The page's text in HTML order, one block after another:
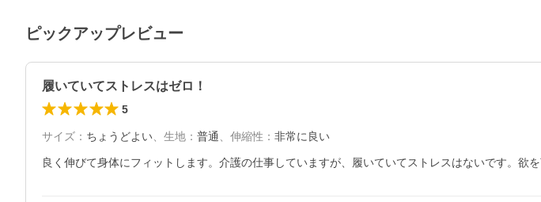
ピックアップレビュー
履いていてストレスはゼロ！
5
サイズ ： ちょうどよい 生地 ： 普通 伸縮性 ： 非常に良い
良く伸びて身体にフィットします。介護の仕事していますが、履いていてストレスはないです。欲